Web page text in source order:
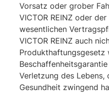
Vorsatz oder grober
VICTOR REINZ oder
wesentlichen
VICTOR REINZ auch
Produkthaftungsgesetz
Verletzung des Lebens,
Gesundheit zwingend